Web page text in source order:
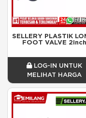
SELLERY PLASTIK
FOOT VALVE 2inch
LOG-IN UNTUK
MELIHAT HARGA